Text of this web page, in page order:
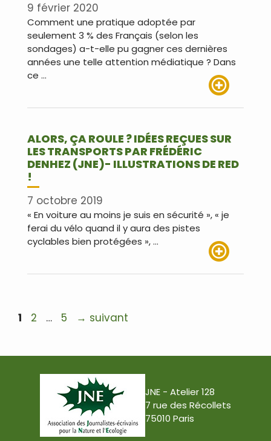
9 février 2020
Comment une pratique adoptée par
seulement 3 % des Français (selon les
sondages) a-t-elle pu gagner ces dernières
années une telle attention médiatique ? Dans
ce …
ALORS, ÇA ROULE ? IDÉES REÇUES SUR
LES TRANSPORTS PAR FRÉDÉRIC
DENHEZ (JNE)- ILLUSTRATIONS DE RED
!
7 octobre 2019
« En voiture au moins je suis en sécurité », « je
ferai du vélo quand il y aura des pistes
cyclables bien protégées », …
Navigation
Page
1 Page
2 … Page
5 → suivant
JNE - Atelier 128
7 rue des Récollets
75010 Paris